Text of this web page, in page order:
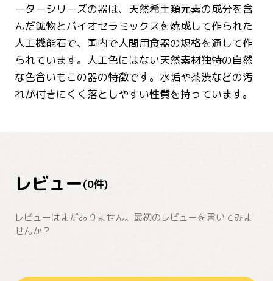
ーターシリーズの器は、天然希土類元素の成分を含
んだ鉱物とバイオセラミックスを焼成して作られた
人工機能石で、国内で人間用食器の規格を通して作
られています。人工色にはない天然素材独特の自然
な色合いもこの器の特徴です。水垢や茶渋などの汚
れが付きにくく落としやすい性質を持っています。
レビュー(0件)
レビューはまだありません。最初のレビューを書いてみま
せんか？